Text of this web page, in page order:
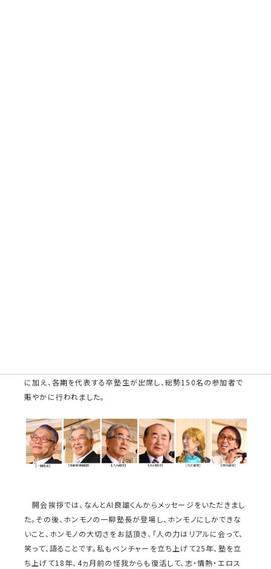
に加え、各期を代表する卒塾生が出席し、総勢150名の参加者で
賑やかに行われました。
開会挨拶では、なんとAI良雄くんからメッセージをいただきまし
た。その後、ホンモノの一柳塾長が登場し、ホンモノにしかできな
いこと、ホンモノの大切さをお話頂き、「人の力はリアルに会って、
笑って、語ることです。私もベンチャーを立ち上げて25年、塾を立
ち上げて18年、4ヵ月前の怪我からも復活して、志・情熱・エロス